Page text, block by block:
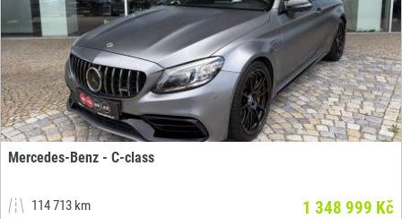
Mercedes-Benz - C-class
114 713 km
1 348 999 Kč